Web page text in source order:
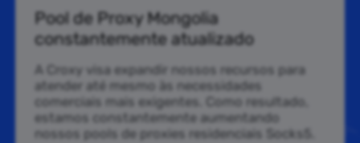
Pool de Proxy Mongolia
constantemente atualizado
A Croxy visa expandir nossos recursos para
atender até mesmo às necessidades
comerciais mais exigentes. Como resultado,
estamos constantemente aumentando
nossos pools de proxies residenciais Socks5.